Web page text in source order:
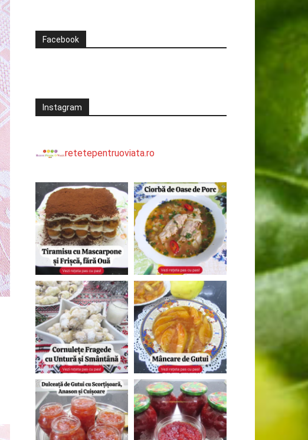
Facebook
Instagram
retetepentruoviata.ro